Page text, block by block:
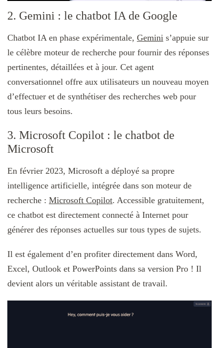
2. Gemini : le chatbot IA de Google
Chatbot IA en phase expérimentale, Gemini s’appuie sur
le célèbre moteur de recherche pour fournir des réponses
pertinentes, détaillées et à jour. Cet agent
conversationnel offre aux utilisateurs un nouveau moyen
d’effectuer et de synthétiser des recherches web pour
tous leurs besoins.
3. Microsoft Copilot : le chatbot de
Microsoft
En février 2023, Microsoft a déployé sa propre
intelligence artificielle, intégrée dans son moteur de
recherche : Microsoft Copilot. Accessible gratuitement,
ce chatbot est directement connecté à Internet pour
générer des réponses actuelles sur tous types de sujets.
Il est également d’en profiter directement dans Word,
Excel, Outlook et PowerPoints dans sa version Pro ! Il
devient alors un véritable assistant de travail.